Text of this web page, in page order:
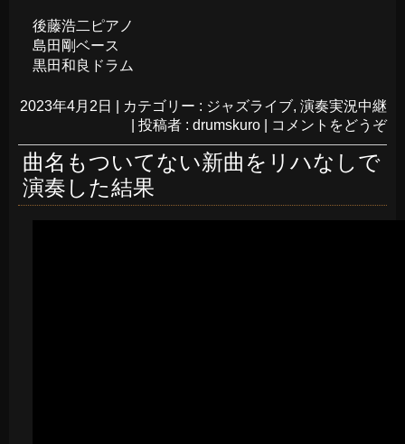
後藤浩二ピアノ
島田剛ベース
黒田和良ドラム
2023年4月2日 カテゴリー : ジャズライブ, 演奏実況中継
投稿者 : drumskuro コメントをどうぞ
曲名もついてない新曲をリハなしで
演奏した結果